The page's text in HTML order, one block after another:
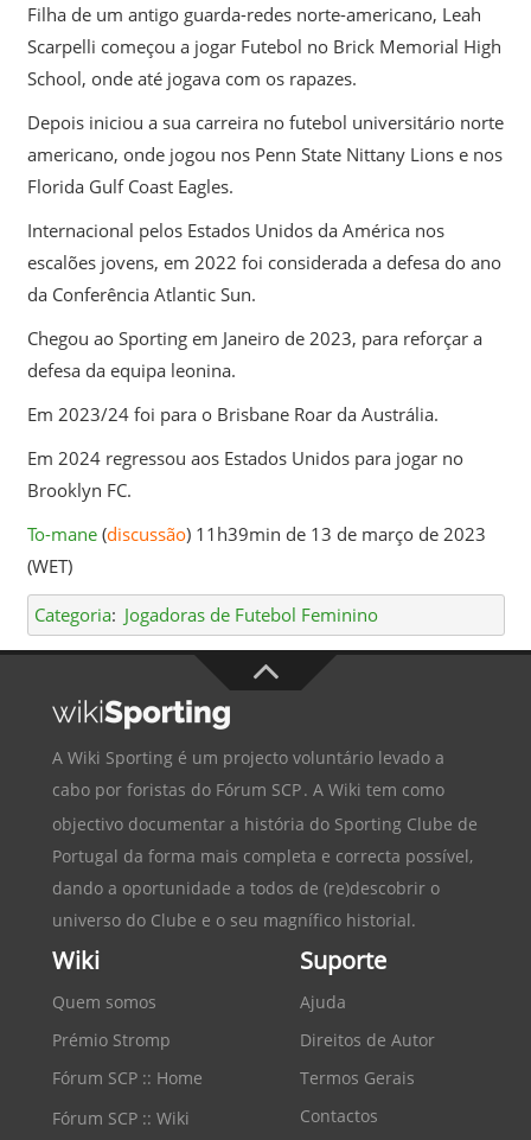
Filha de um antigo guarda-redes norte-americano, Leah
Scarpelli começou a jogar Futebol no Brick Memorial High
School, onde até jogava com os rapazes.
Depois iniciou a sua carreira no futebol universitário norte
americano, onde jogou nos Penn State Nittany Lions e nos
Florida Gulf Coast Eagles.
Internacional pelos Estados Unidos da América nos
escalões jovens, em 2022 foi considerada a defesa do ano
da Conferência Atlantic Sun.
Chegou ao Sporting em Janeiro de 2023, para reforçar a
defesa da equipa leonina.
Em 2023/24 foi para o Brisbane Roar da Austrália.
Em 2024 regressou aos Estados Unidos para jogar no
Brooklyn FC.
To-mane(discussão) 11h39min de 13 de março de 2023
(WET)
Categoria: Jogadoras de Futebol Feminino
A Wiki Sporting é um projecto voluntário levado a
cabo por foristas do Fórum SCP. A Wiki tem como
objectivo documentar a história do Sporting Clube de
Portugal da forma mais completa e correcta possível,
dando a oportunidade a todos de (re)descobrir o
universo do Clube e o seu magnífico historial.
Wiki
Quem somos
Prémio Stromp
Fórum SCP :: Home
Fórum SCP :: Wiki
Suporte
Ajuda
Direitos de Autor
Termos Gerais
Contactos